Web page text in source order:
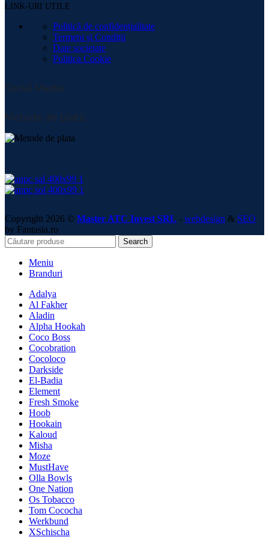
LINK-URI UTILE
Politică de confidențialitate
Termeni și Condiții
Date societate
Politica Cookie
Social Media:
Metode de plată:
Copyright 2026 © Master ATC Invest SRL - webdesign & SEO
by Fantasia.ro
Search
Meniu
Branduri
Adalya
Al Fakher
Aladin
Alpha Hookah
Coco Boss
Cocobration
Cocoloco
Darkside
El-Badia
Element
Fresh Smoke
Hoob
Hookain
Kaloud
Misha
Moze
MustHave
Olla Bowls
One Nation
Os Tobacco
Tom Cococha
Werkbund
XSchischa